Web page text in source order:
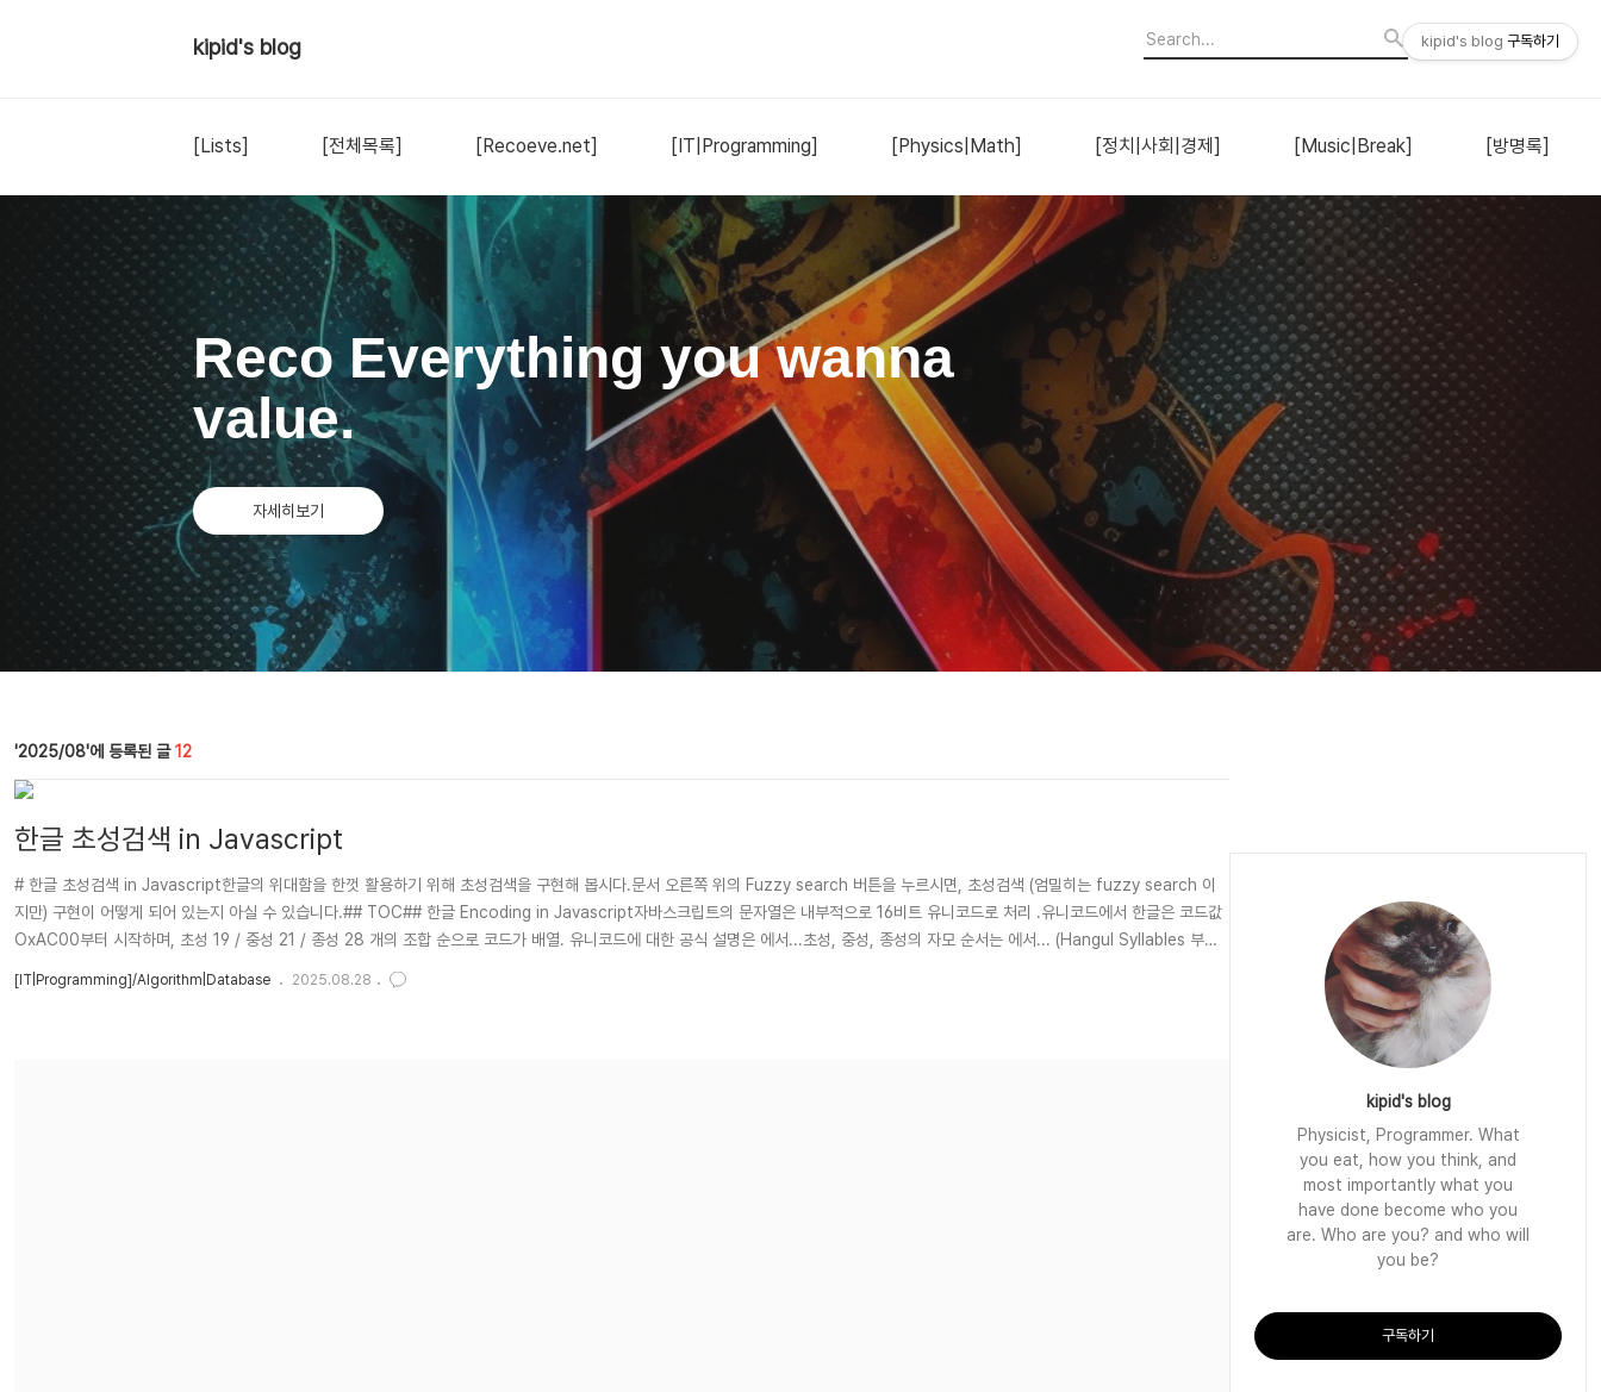
kipid's blog
[Lists] [전체목록] [Recoeve.net] [IT|Programming] [Physics|Math] [정치|사회|경제] [Music|Break] [방명록]
Reco Everything you wanna
value.
자세히보기
2025/08 12
한글 초성검색 in Javascript
# 한글 초성검색 in Javascript한글의 위대함을 한껏 활용하기 위해 초성검색을 구현해 봅시다.문서 오른쪽 위의 Fuzzy search 버튼을 누르시면, 초성검색 (엄밀히는 fuzzy search 이
지만) 구현이 어떻게 되어 있는지 아실 수 있습니다.## TOC## 한글 Encoding in Javascript자바스크립트의 문자열은 내부적으로 16비트 유니코드로 처리 .유니코드에서 한글은 코드값
OxAC00부터 시작하며, 초성 19 / 중성 21 / 종성 28 개의 조합 순으로 코드가 배열. 유니코드에 대한 공식 설명은 에서...초성, 중성, 종성의 자모 순서는 에서... (Hangul Syllables 부분
[IT|Programming]/Algorithm|Database 2025.08.28
kipid's blog
Physicist, Programmer. What
you eat, how you think, and
most importantly what you
have done become who you
are. Who are you? and who will
you be?
구독하기
kipid's blog 구독하기